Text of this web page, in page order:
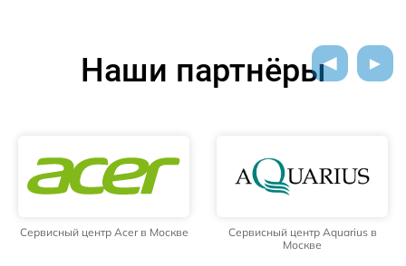
Наши партнёры
Сервисный центр Acer в Москве
Сервисный центр Aquarius в
Москве